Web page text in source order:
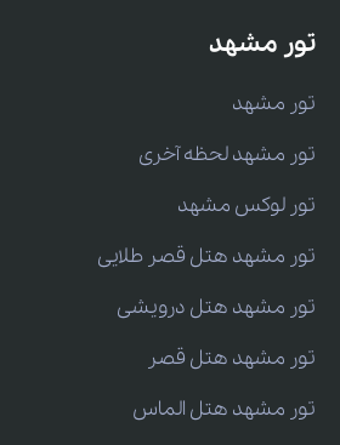
تور مشهد
تور مشهد
تور مشهد لحظه آخری
تور لوکس مشهد
تور مشهد هتل قصر طلایی
تور مشهد هتل درویشی
تور مشهد هتل قصر
تور مشهد هتل الماس